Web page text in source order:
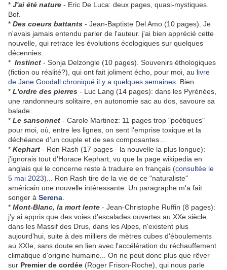
* J'ai été nature - Eric De Luca: deux pages, quasi-mystiques.
Bof.
* Des coeurs battants - Jean-Baptiste Del Amo (10 pages). Je
n'avais jamais entendu parler de l'auteur. j'ai bien apprécié cette
nouvelle, qui retrace les évolutions écologiques sur quelques
décennies.
* Instinct - Sonja Delzongle (10 pages). Souvenirs éthologiques
(fiction ou réalité?), qui ont fait joliment écho, pour moi, au livre
de Jane Goodall chroniqué il y a quelques semaines . Bien.
* L'ordre des pierres - Luc Lang (14 pages): dans les Pyrénées,
une randonneurs solitaire, en autonomie sac au dos, savoure sa
balade.
* Le sansonnet - Carole Martinez: 11 pages trop "poétiques"
pour moi, où, entre les lignes, on sent l'emprise toxique et la
déchéance d'un couple et de ses composantes...
* Kephart - Ron Rash (17 pages - la nouvelle la plus longue):
j'ignorais tout d'Horace Kephart, vu que la page wikipedia en
anglais qui le concerne reste à traduire en français (consultée le
5 mai 2023)... Ron Rash tire de la vie de ce "naturaliste"
américain une nouvelle intéressante. Un paragraphe m'a fait
songer à Serena
* Mont-Blanc, la mort lente - Jean-Christophe Ruffin (8 pages):
j'y ai appris que des voies d'escalades ouvertes au XXe siècle
dans les Massif des Drus, dans les Alpes, n'existent plus
aujourd'hui, suite à des milliers de mètres cubes d'éboulements
au XXIe, sans doute en lien avec l'accélération du réchauffement
climatique d'origine humaine... On ne peut donc plus que rêver
sur Premier de cordée (Roger Frison-Roche), qui nous parle